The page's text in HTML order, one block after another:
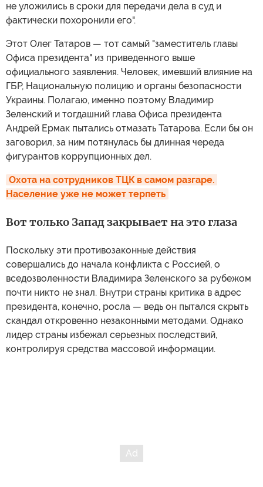
не уложились в сроки для передачи дела в суд и
фактически похоронили его".
Этот Олег Татаров — тот самый "заместитель главы
Офиса президента" из приведенного выше
официального заявления. Человек, имевший влияние на
ГБР, Национальную полицию и органы безопасности
Украины. Полагаю, именно поэтому Владимир
Зеленский и тогдашний глава Офиса президента
Андрей Ермак пытались отмазать Татарова. Если бы он
заговорил, за ним потянулась бы длинная череда
фигурантов коррупционных дел.
Охота на сотрудников ТЦК в самом разгаре.
Население уже не может терпеть
Вот только Запад закрывает на это глаза
Поскольку эти противозаконные действия
совершались до начала конфликта с Россией, о
вседозволенности Владимира Зеленского за рубежом
почти никто не знал. Внутри страны критика в адрес
президента, конечно, росла — ведь он пытался скрыть
скандал откровенно незаконными методами. Однако
лидер страны избежал серьезных последствий,
контролируя средства массовой информации.